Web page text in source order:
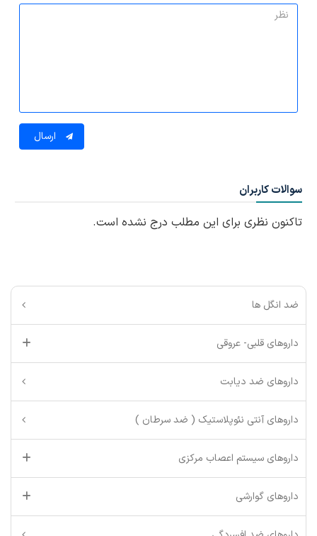
ارسال
سوالات کاربران
تاکنون نظری برای این مطلب درج نشده است.
ضد انگل ها
داروهای قلبی- عروقی
داروهای ضد دیابت
داروهای آنتی نئوپلاستیک ( ضد سرطان )
داروهای سیستم اعصاب مرکزی
داروهای گوارشی